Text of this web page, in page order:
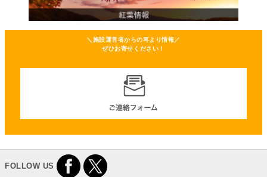
＼施設運営者からの耳より情報／
ぜひお寄せください！
FOLLOW US